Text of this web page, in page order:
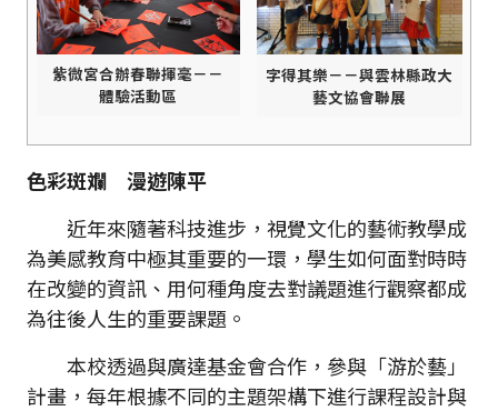
紫微宮合辦春聯揮毫－－
體驗活動區
字得其樂－－與雲林縣政大
藝文協會聯展
色彩斑斕 漫遊陳平
近年來隨著科技進步，視覺文化的藝術教學成
為美感教育中極其重要的一環，學生如何面對時時
在改變的資訊、用何種角度去對議題進行觀察都成
為往後人生的重要課題。
本校透過與廣達基金會合作，參與「游於藝」
計畫，每年根據不同的主題架構下進行課程設計與